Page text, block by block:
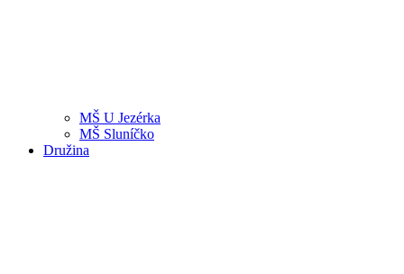
MŠ U Jezérka
MŠ Sluníčko
Družina